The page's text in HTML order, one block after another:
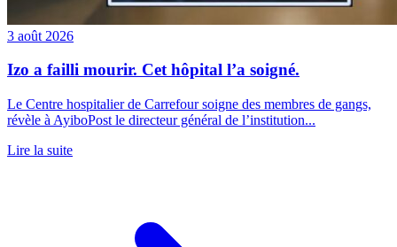
3 août 2026
Izo a failli mourir. Cet hôpital l’a soigné.
Le Centre hospitalier de Carrefour soigne des membres de gangs,
révèle à AyiboPost le directeur général de l’institution...
Lire la suite